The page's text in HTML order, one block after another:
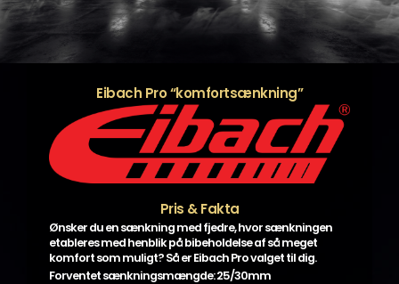
Eibach Pro “komfortsænkning”
Pris & Fakta
Ønsker du en sænkning med fjedre, hvor sænkningen
etableres med henblik på bibeholdelse af så meget
komfort som muligt? Så er Eibach Pro valget til dig.
Forventet sænkningsmængde: 25/30mm